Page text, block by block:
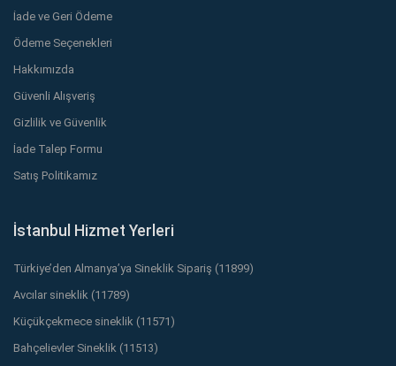
İade ve Geri Ödeme
Ödeme Seçenekleri
Hakkımızda
Güvenli Alışveriş
Gizlilik ve Güvenlik
İade Talep Formu
Satış Politikamız
İstanbul Hizmet Yerleri
Türkiye’den Almanya’ya Sineklik Sipariş (11899)
Avcılar sineklik (11789)
Küçükçekmece sineklik (11571)
Bahçelievler Sineklik (11513)